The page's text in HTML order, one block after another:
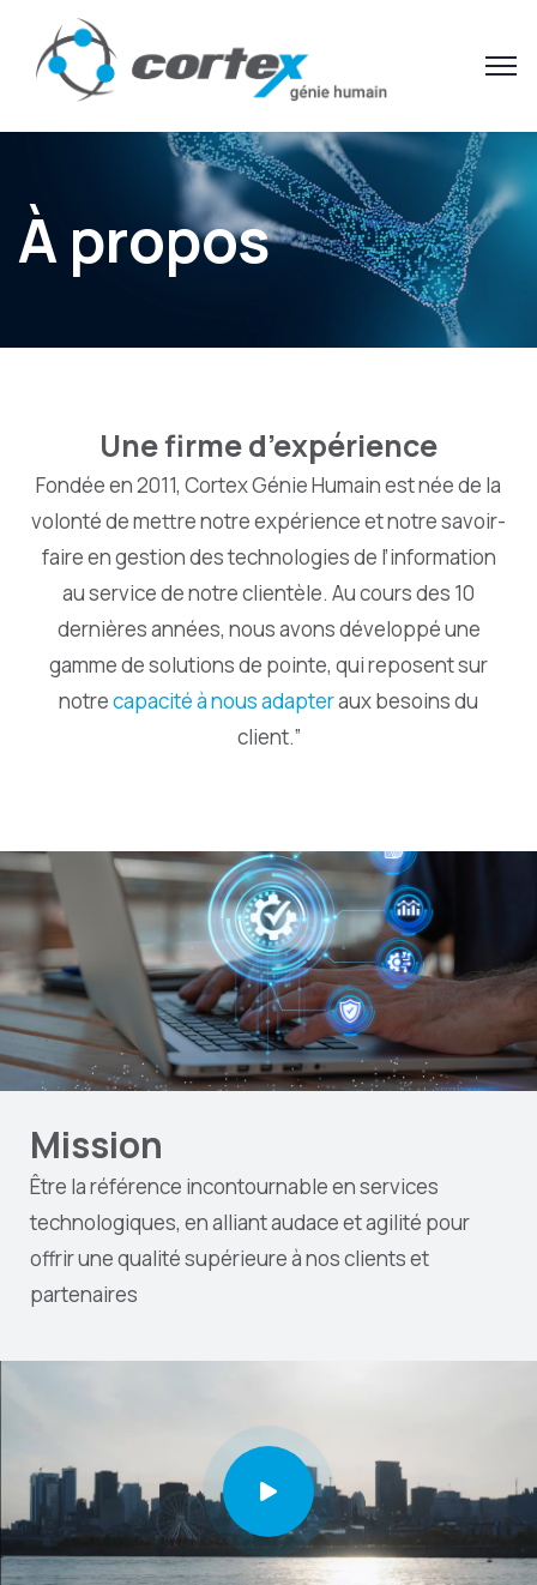
À propos
Une firme d’expérience
Fondée en 2011, Cortex Génie Humain est née de la
volonté de mettre notre expérience et notre savoir-
faire en gestion des technologies de l’information
au service de notre clientèle. Au cours des 10
dernières années, nous avons développé une
gamme de solutions de pointe, qui reposent sur
notrecapacité à nous adapteraux besoins du
client.”
Mission
Être la référence incontournable en services
technologiques, en alliant audace et agilité pour
offrir une qualité supérieure à nos clients et
partenaires